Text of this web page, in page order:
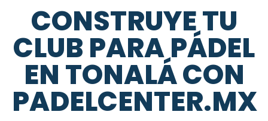
CONSTRUYE TU
CLUB PARA PÁDEL
EN TONALÁ CON
PADELCENTER.MX